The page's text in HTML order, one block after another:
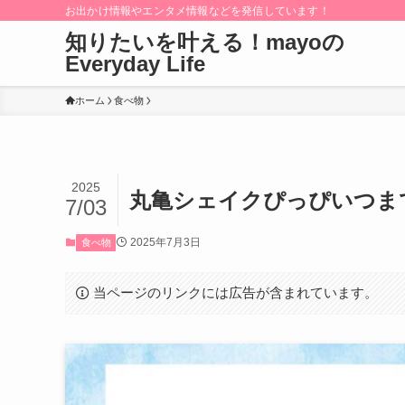
お出かけ情報やエンタメ情報などを発信しています！
知りたいを叶える！mayoの
Everyday Life
ホーム 食べ物
丸亀シェイクぴっぴいつ
2025
7/03
食べ物 2025年7月3日
当ページのリンクには広告が含まれています。